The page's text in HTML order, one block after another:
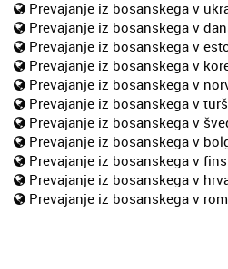
Prevajanje iz bosanskega v
Prevajanje iz bosanskega v
Prevajanje iz bosanskega v
Prevajanje iz bosanskega v
Prevajanje iz bosanskega v
Prevajanje iz bosanskega v
Prevajanje iz bosanskega v
Prevajanje iz bosanskega v
Prevajanje iz bosanskega v
Prevajanje iz bosanskega v
Prevajanje iz bosanskega v